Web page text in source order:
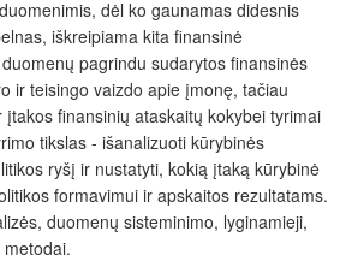
dėl ko gaunamas didesnis
iškreipiama kita finansinė
pagrindu sudarytos finansinės
ir teisingo vaizdo apie įmonę, tačiau
finansinių ataskaitų kokybei tyrimai
tikslas - išanalizuoti kūrybinės
ryšį ir nustatyti, kokią įtaką kūrybinė
formavimui ir apskaitos rezultatams.
duomenų sisteminimo, lyginamieji,